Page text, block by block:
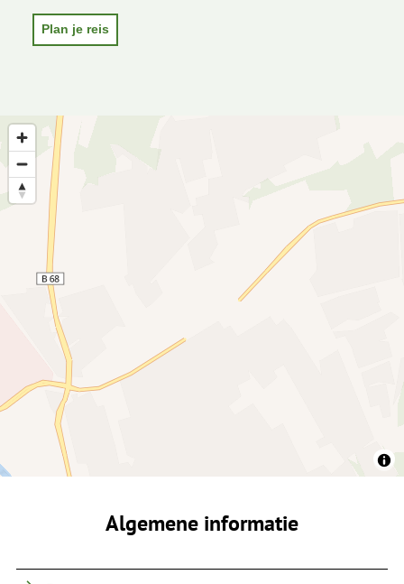
Plan je reis
Algemene informatie